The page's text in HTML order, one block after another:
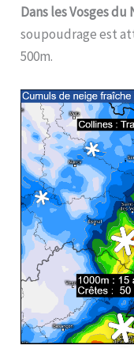
Dans les Vosges
soupoudrage est
500m.